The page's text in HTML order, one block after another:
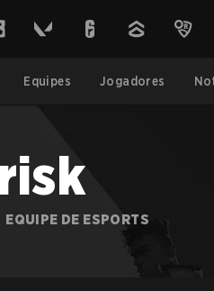
Equipes Jogadores
EQUIPE DE ESPORTS